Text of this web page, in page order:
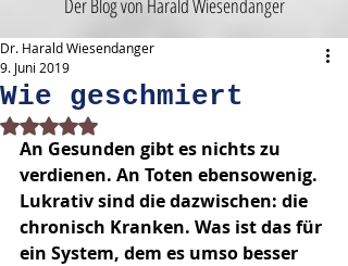
Der Blog von Harald Wiesendanger
Wie geschmiert
Dr. Harald Wiesendanger
9. Juni 2019
Mit NaN von 5 Sternen bewertet.
An Gesunden gibt es nichts zu
verdienen. An Toten ebensowenig.
Lukrativ sind die dazwischen: die
chronisch Kranken. Was ist das für
ein System, dem es umso besser